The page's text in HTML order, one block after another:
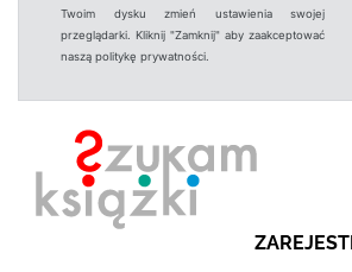
Twoim dysku zmień ustawienia swojej
przeglądarki. Kliknij "Zamknij" aby zaakceptować
naszą politykę prywatności.